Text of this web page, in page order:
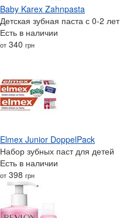
Baby Karex Zahnpasta
Детская зубная паста с 0-2 лет
Есть в наличии
от 340 грн
Elmex Junior DoppelPack
Набор зубных паст для детей
Есть в наличии
от 398 грн